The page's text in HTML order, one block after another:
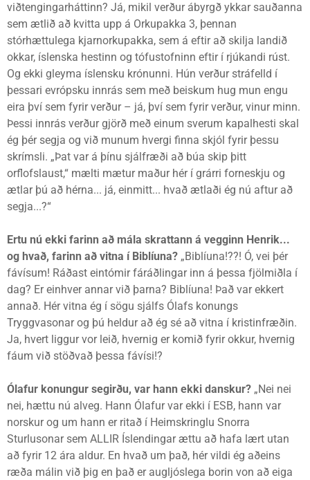
viðtengingarháttinn? Já, mikil verður ábyrgð ykkar sauðanna
sem ætlið að kvitta upp á Orkupakka 3, þennan
stórhættulega kjarnorkupakka, sem á eftir að skilja landið
okkar, íslenska hestinn og tófustofninn eftir í rjúkandi rúst.
Og ekki gleyma íslensku krónunni. Hún verður stráfelld í
þessari evrópsku innrás sem með beiskum hug mun engu
eira því sem fyrir verður – já, því sem fyrir verður, vinur minn.
Þessi innrás verður gjörð með einum sverum kapalhesti skal
ég þér segja og við munum hvergi finna skjól fyrir þessu
skrímsli. „Þat var á þínu sjálfræði að búa skip þitt
orflofslaust,“ mælti mætur maður hér í grárri forneskju og
ætlar þú að hérna... já, einmitt... hvað ætlaði ég nú aftur að
segja...?“
Ertu nú ekki farinn að mála skrattann á vegginn Henrik...
og hvað, farinn að vitna í Biblíuna? „Biblíuna!??! Ó, vei þér
fávísum! Ráðast eintómir fáráðlingar inn á þessa fjölmiðla í
dag? Er einhver annar við þarna? Biblíuna! Það var ekkert
annað. Hér vitna ég í sögu sjálfs Ólafs konungs
Tryggvasonar og þú heldur að ég sé að vitna í kristinfræðin.
Ja, hvert liggur vor leið, hvernig er komið fyrir okkur, hvernig
fáum við stöðvað þessa fávísi!?
Ólafur konungur segirðu, var hann ekki danskur? „Nei nei
nei, hættu nú alveg. Hann Ólafur var ekki í ESB, hann var
norskur og um hann er ritað í Heimskringlu Snorra
Sturlusonar sem ALLIR Íslendingar ættu að hafa lært utan
að fyrir 12 ára aldur. En hvað um það, hér vildi ég aðeins
ræða málin við þig en það er augljóslega borin von að eiga